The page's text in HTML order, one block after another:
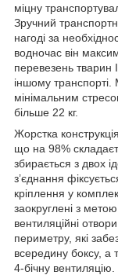
міцну
Зручний
нагоді за
водночас він
перевезень тварин
іншому
мінімальним
більше 22 кг.
Жорстка
що на 98%
збирається з двох
з’єднання
кріплення у
заокруглені з
вентиляційні
периметру, які
всередину боксу, а
4-бічну